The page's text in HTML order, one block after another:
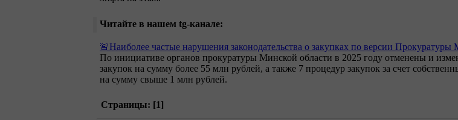
Читайте в нашем tg-канале:
🚨Наиболее частые нарушения законодательства о закупках по версии Прокуратуры
По инициативе органов прокуратуры Минской области в 2025 году отменены и
закупок на сумму более 55 млн рублей, а также 7 процедур закупок за счет
на сумму свыше 1 млн рублей.
Страницы: [1]